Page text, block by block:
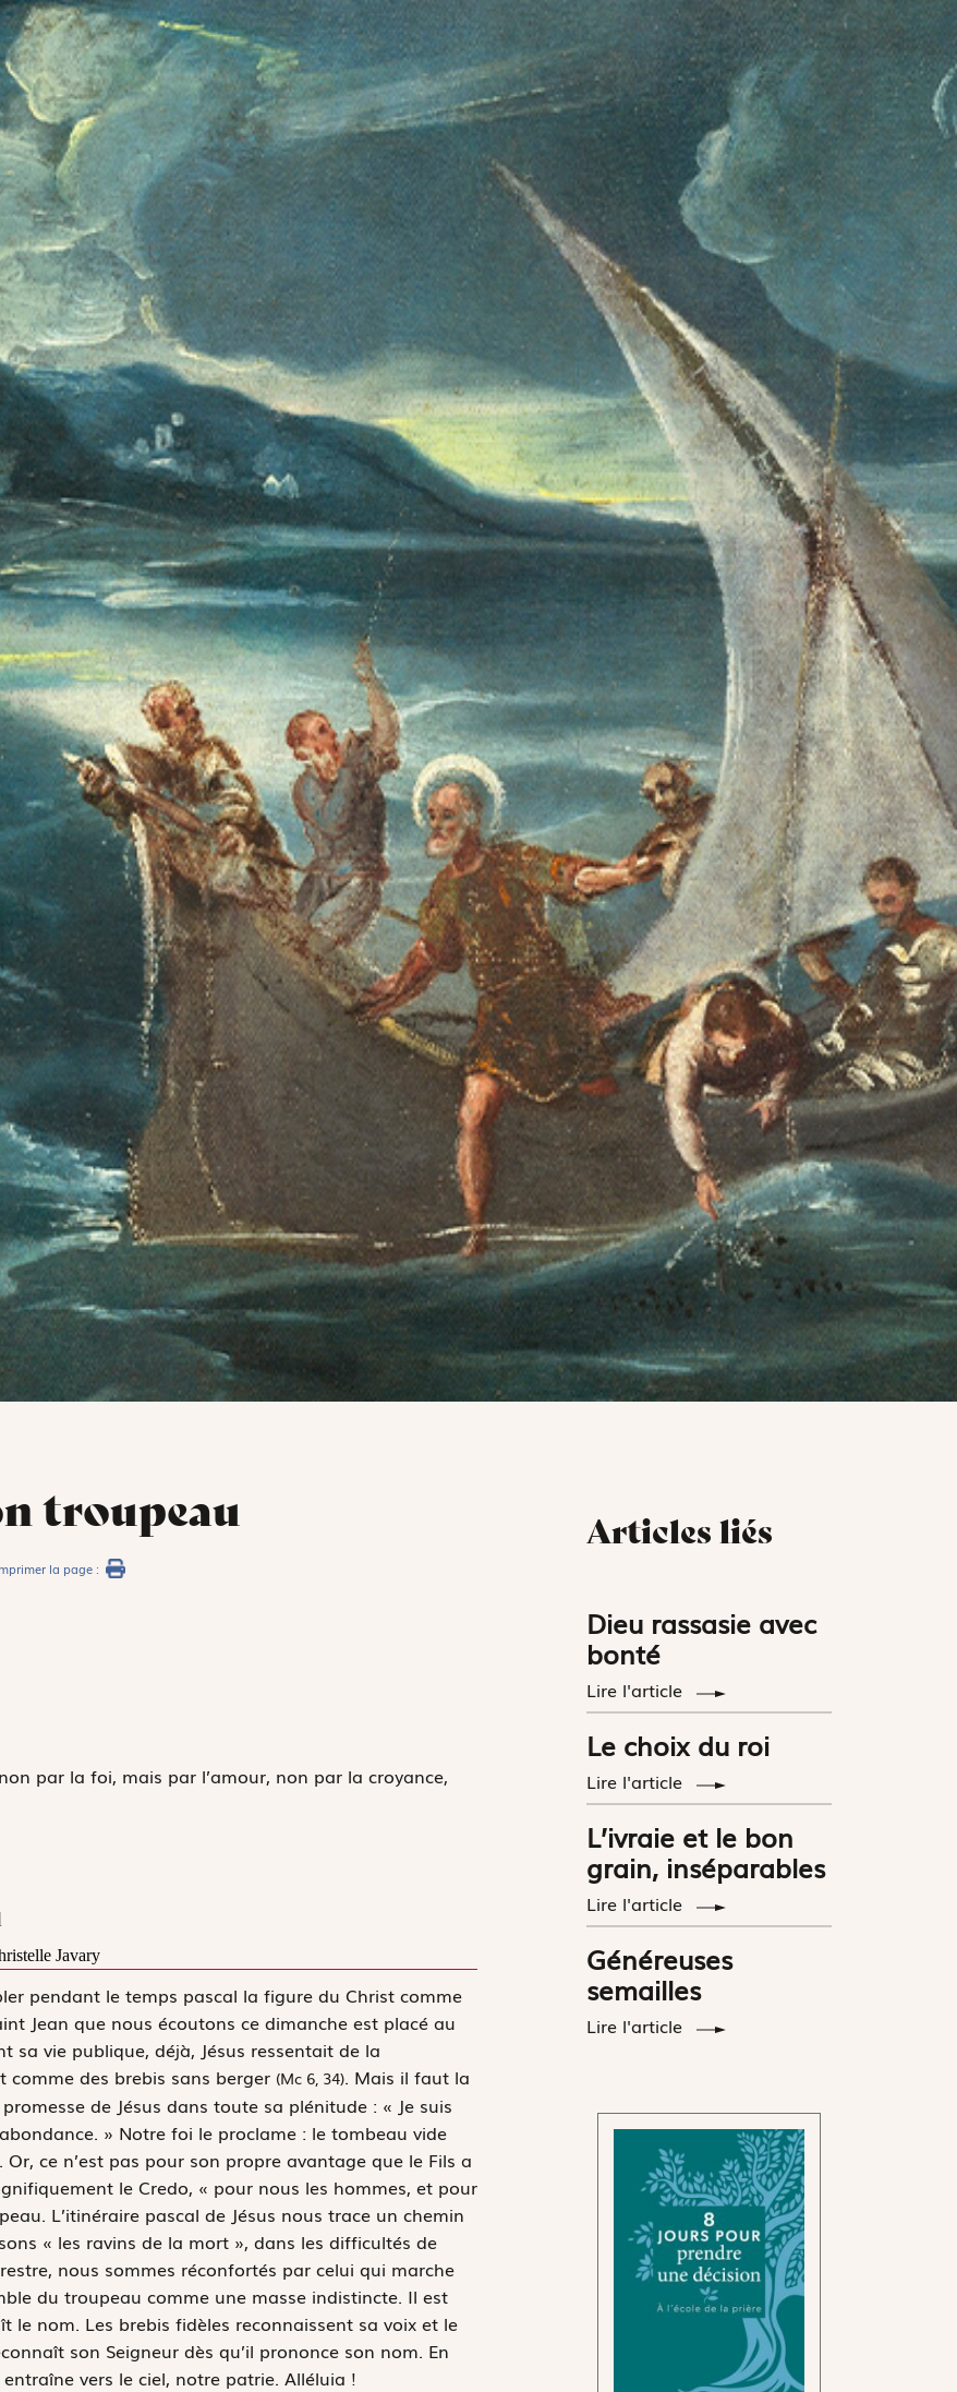
troupeau
la page :
par la foi, mais par l’amour, non par la croyance,
Javary
pendant le temps pascal la figure du Christ comme
Jean que nous écoutons ce dimanche est placé au
sa vie publique, déjà, Jésus ressentait de la
comme des brebis sans berger (Mc 6, 34). Mais il faut la
de Jésus dans toute sa plénitude : « Je suis
» Notre foi le proclame : le tombeau vide
ce n’est pas pour son propre avantage que le Fils a
le Credo, « pour nous les hommes, et pour
L’itinéraire pascal de Jésus nous trace un chemin
« les ravins de la mort », dans les difficultés de
nous sommes réconfortés par celui qui marche
du troupeau comme une masse indistincte. Il est
nom. Les brebis fidèles reconnaissent sa voix et le
son Seigneur dès qu’il prononce son nom. En
vers le ciel, notre patrie. Alléluia !
Articles liés
Dieu rassasie avec
bonté
Lire l'article
Le choix du roi
Lire l'article
L’ivraie et le bon
grain, inséparables
Lire l'article
Généreuses
semailles
Lire l'article